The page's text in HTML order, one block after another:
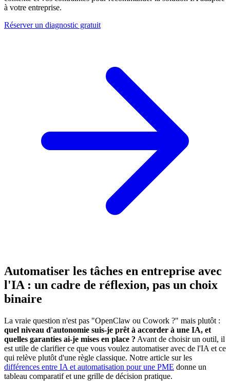
à votre entreprise.
Réserver un diagnostic gratuit
Automatiser les tâches en entreprise avec
l'IA : un cadre de réflexion, pas un choix
binaire
La vraie question n'est pas "OpenClaw ou Cowork ?" mais plutôt :
quel niveau d'autonomie suis-je prêt à accorder à une IA, et
quelles garanties ai-je mises en place ? Avant de choisir un outil, il
est utile de clarifier ce que vous voulez automatiser avec de l'IA et ce
qui relève plutôt d'une règle classique. Notre article sur les
différences entre IA et automatisation pour une PME donne un
tableau comparatif et une grille de décision pratique.